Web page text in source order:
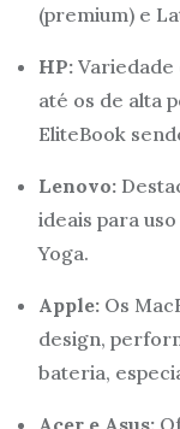
(premium) e
HP: Variedade
até os de alta
EliteBook
Lenovo:
ideais para
Yoga.
Apple: Os
design,
bateria,
Acer e Asus: